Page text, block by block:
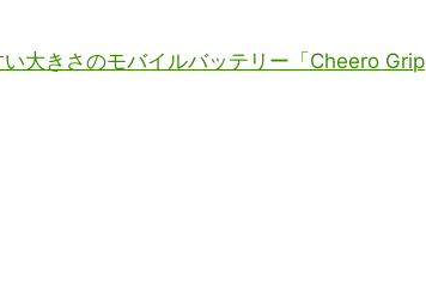
大きさのモバイルバッテリー「Cheero Grip